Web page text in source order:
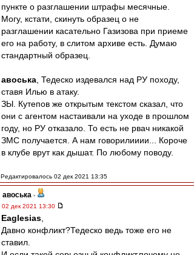
пункте о разглашении штрафы месячные.
Могу, кстати, скинуть образец о не
разглашении касательно Газизова при приеме
его на работу, в слитом архиве есть. Думаю
стандартный образец.
авоська , Тедеско издевался над РУ походу,
ставя Илью в атаку.
ЗЫ. Кутепов же открытым текстом сказал, что
они с агентом настаивали на уходе в прошлом
году, но РУ отказало. То есть не рвач никакой
ЗМС получается. А нам говорилииии... Короче
в клубе врут как дышат. По любому поводу.
Редактировалось 02 дек 2021 13:35
авоська -
02 дек 2021 13:30
Eaglesias
Давно конфликт?Тедеско ведь тоже его не
ставил.